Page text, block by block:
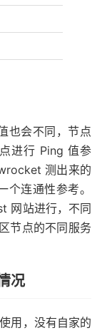
也会不同，节点
进行 Ping 值参
测出来的
连通性参考。
网站进行，不同
节点的不同服务
况
用，没有自家的